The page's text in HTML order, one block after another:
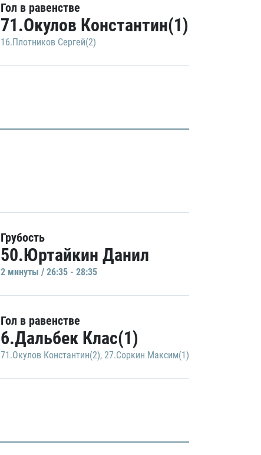
Гол в равенстве
71.Окулов Константин(1)
16.Плотников Сергей(2)
Грубость
50.Юртайкин Данил
2 минуты / 26:35 - 28:35
Гол в равенстве
6.Дальбек Клас(1)
71.Окулов Константин(2), 27.Соркин Максим(1)